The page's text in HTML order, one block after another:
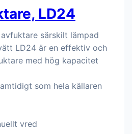
LD24
särskilt lämpad
LD24 är en effektiv och
med hög kapacitet
som hela källaren
vred